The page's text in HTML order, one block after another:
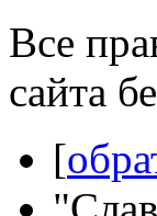
Все
сайта
[